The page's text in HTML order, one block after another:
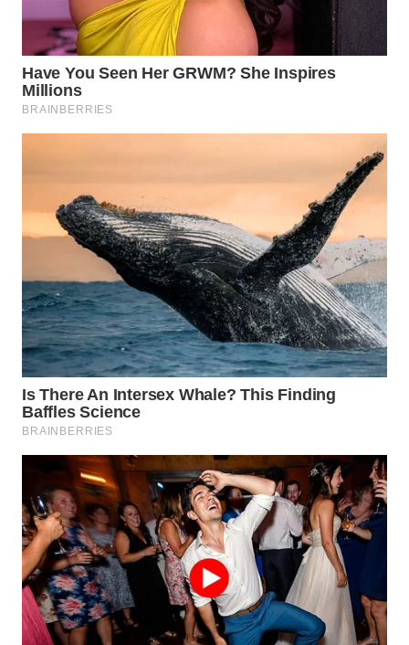
INFRASTRUKTUR
WAHANA
KONSUMEN
WAHANA
WAHANA
TRAVEL
TV
WAHANANEWS
ID
WAHANANEWS
CO ID
WAHANANEWS
NET
WAHANA
SPORT
WAHANA
UMKM